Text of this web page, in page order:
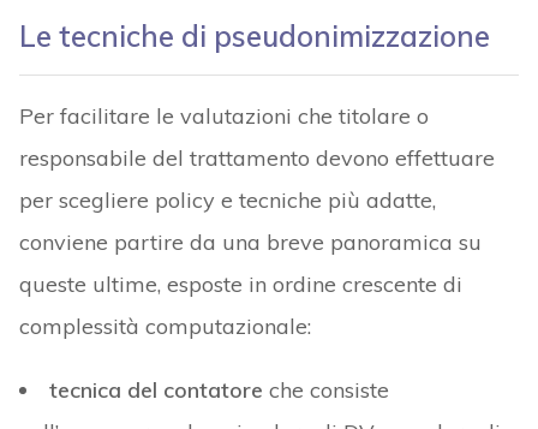
Le tecniche di pseudonimizzazione
Per facilitare le valutazioni che titolare o
responsabile del trattamento devono effettuare
per scegliere policy e tecniche più adatte,
conviene partire da una breve panoramica su
queste ultime, esposte in ordine crescente di
complessità computazionale:
tecnica del contatore che consiste